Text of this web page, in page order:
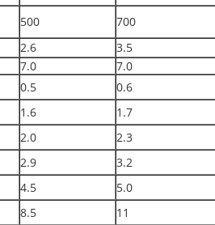
500
700
2.6
3.5
7.0 7.0
0.5
0.6
1.6
1.7
2.0
2.3
2.9
3.2
4.5
5.0
8.5 11